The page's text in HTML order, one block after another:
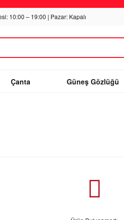
10:00 – 19:00 | Pazar: Kapalı
Çanta Güneş Gözlüğü